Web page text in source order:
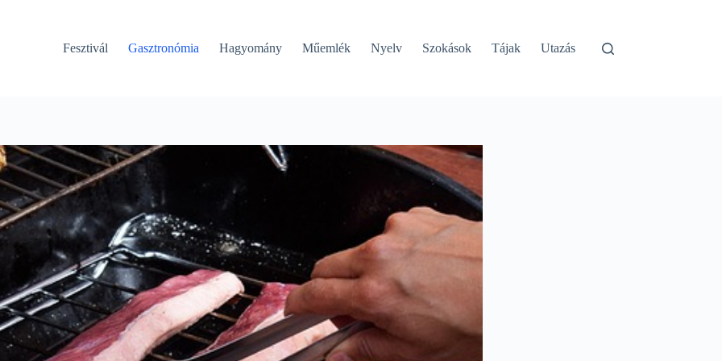
Fesztivál Gasztronómia Hagyomány Műemlék Nyelv Szokások Tájak Utazás